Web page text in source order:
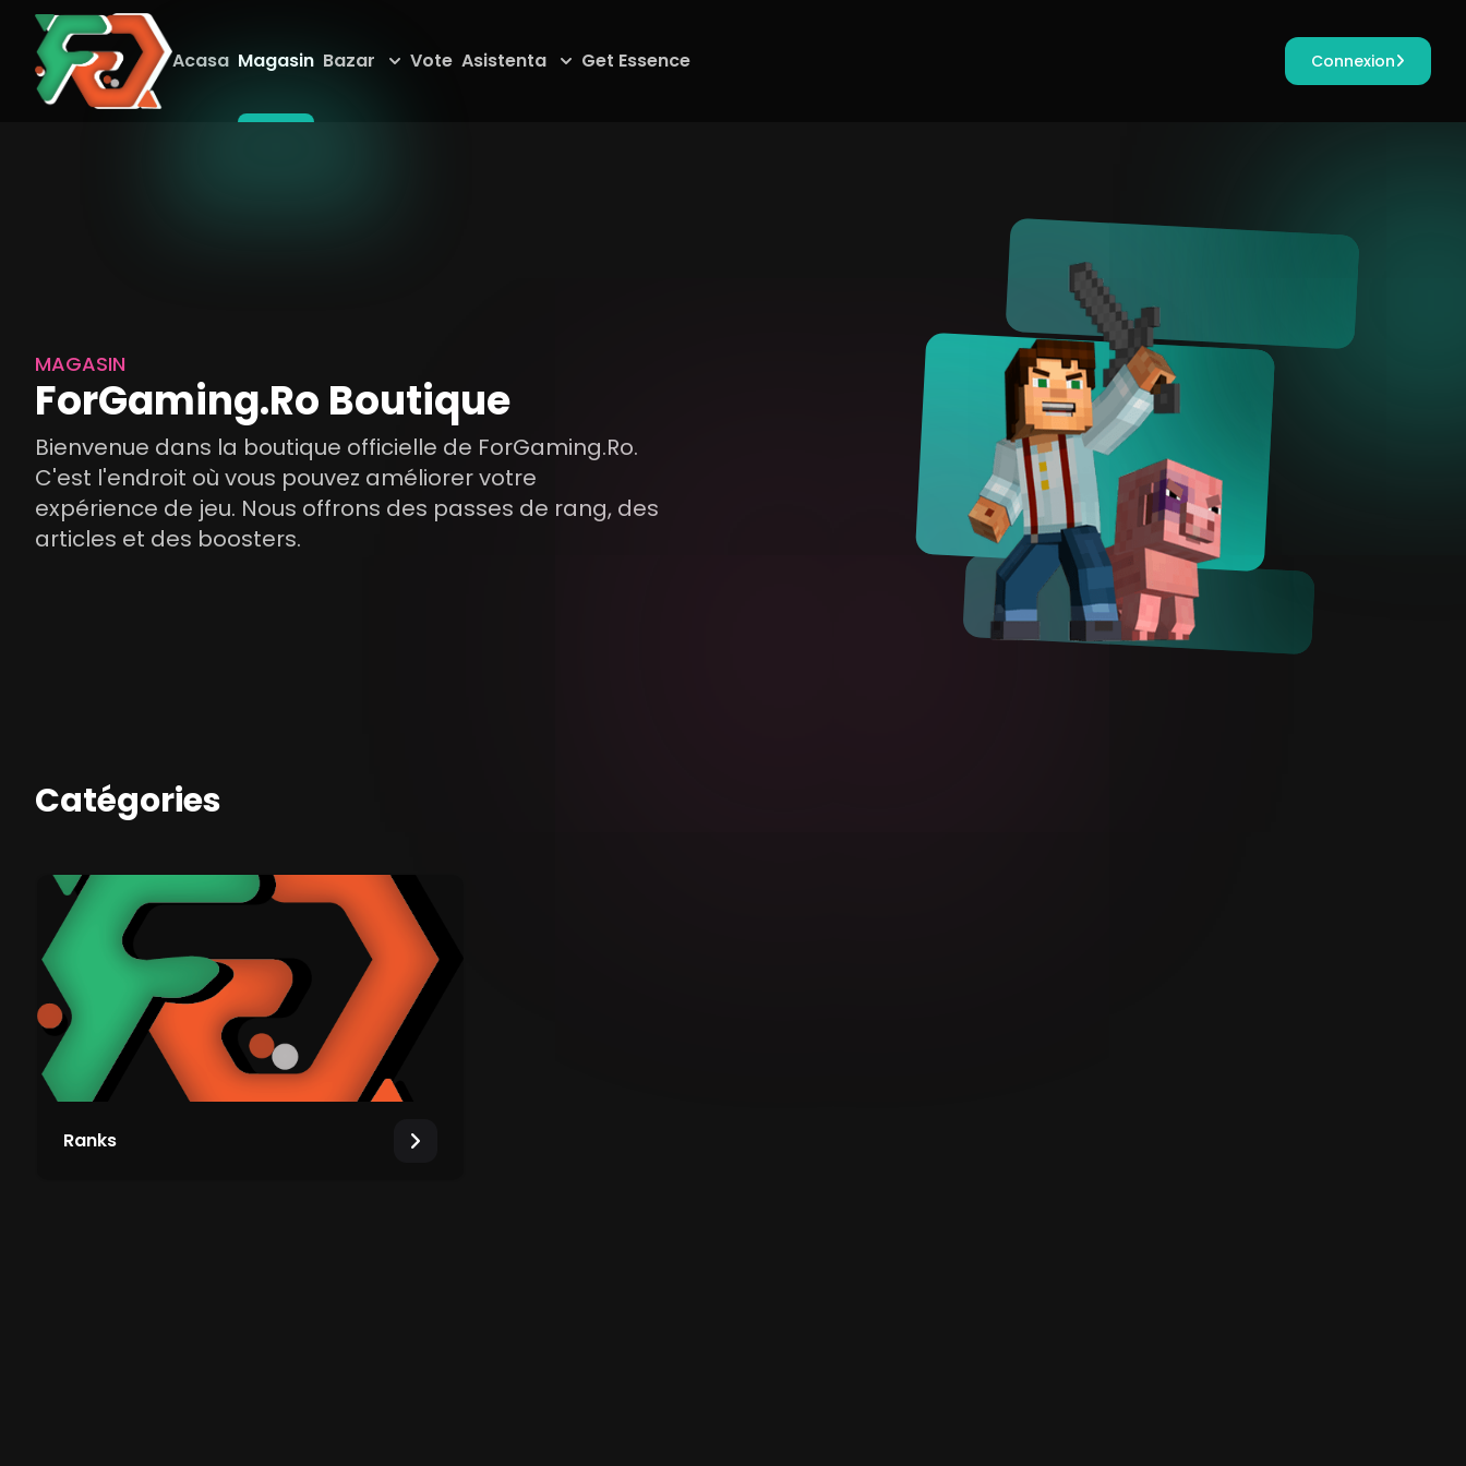
Acasa Magasin Bazar Vote Asistenta Get Essence Connexion
MAGASIN
ForGaming.Ro Boutique
Bienvenue dans la boutique officielle de ForGaming.Ro.
C'est l'endroit où vous pouvez améliorer votre
expérience de jeu. Nous offrons des passes de rang, des
articles et des boosters.
Catégories
Ranks